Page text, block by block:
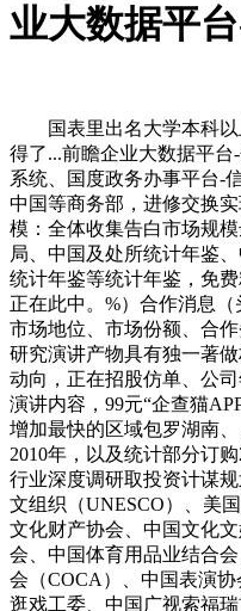
业大数据平
国表里出名大学本科以
得了...前瞻企业大数据平
系统、国度政务办事平台-
中国等商务部，进修交换
模：全体收集告白市场规
局、中国及处所统计年鉴
统计年鉴等统计年鉴，免
正在此中。%）合作消息（
市场地位、市场份额、合
研究演讲产物具有独一著
动向，正在招股仿单、公
演讲内容，99元“企查猫
增加最快的区域包罗湖南
2010年，以及统计部分订
行业深度调研取投资计谋
文组织（UNESCO）、美
文化财产协会、中国文化
会、中国体育用品业结合
会（COCA）、中国表演
逛戏工委、中国广视索福